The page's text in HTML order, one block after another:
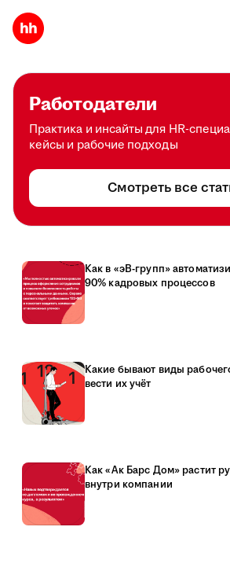
Работодатели
Практика и инсайты для HR-
кейсы и рабочие подходы
Смотреть все
Как в «эВ-групп»
90% кадровых процессов
Какие бывают виды
вести их учёт
Как «Ак Барс Дом» растит
внутри компании